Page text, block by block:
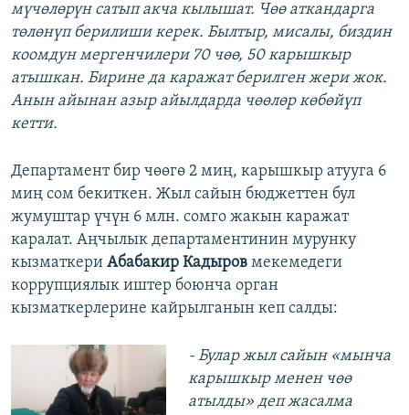
мүчөлөрүн сатып акча кылышат. Чөө аткандарга
төлөнүп берилиши керек. Былтыр, мисалы, биздин
коомдун мергенчилери 70 чөө, 50 карышкыр
атышкан. Бирине да каражат берилген жери жок.
Анын айынан азыр айылдарда чөөлөр көбөйүп
кетти.
Департамент бир чөөгө 2 миң, карышкыр атууга 6
миң сом бекиткен. Жыл сайын бюджеттен бул
жумуштар үчүн 6 млн. сомго жакын каражат
каралат. Аңчылык департаментинин мурунку
кызматкери Абабакир Кадыров мекемедеги
коррупциялык иштер боюнча орган
кызматкерлерине кайрылганын кеп салды:
- Булар жыл сайын «мынча
карышкыр менен чөө
атылды» деп жасалма